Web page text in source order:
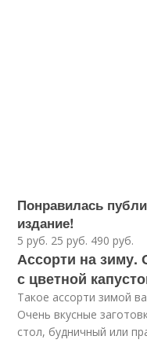
Понравилась
издание!
5 руб. 25 руб. 490 руб.
Ассорти на зиму.
с цветной
Такое ассорти зимой
Очень вкусные
стол, будничный или